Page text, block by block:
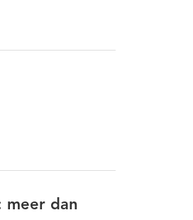
meer dan